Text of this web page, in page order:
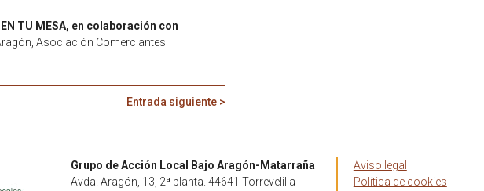
EN TU MESA, en colaboración con
Asociación Comerciantes
Entrada siguiente >
Grupo de Acción Local Bajo Aragón-Matarraña
Avda. Aragón, 13, 2ª planta. 44641 Torrevelilla
Aviso legal
Política de cookies